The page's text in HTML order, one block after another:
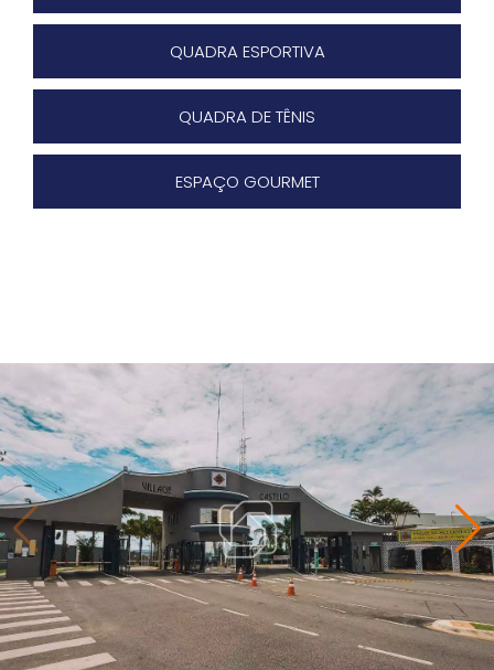
QUADRA ESPORTIVA
QUADRA DE TÊNIS
ESPAÇO GOURMET